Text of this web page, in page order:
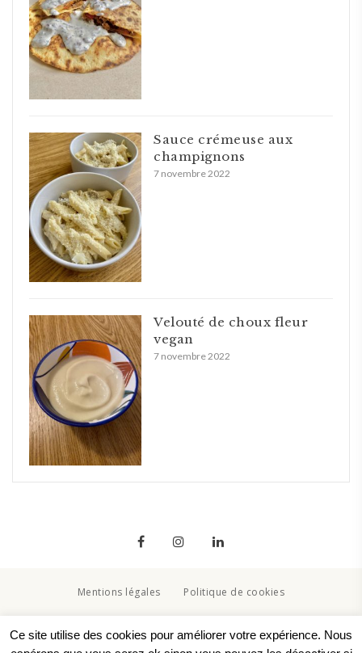
Sauce crémeuse aux
champignons
7 novembre 2022
Velouté de choux fleur
vegan
7 novembre 2022
Mentions légales Politique de cookies
Ce site utilise des cookies pour améliorer votre expérience. Nous